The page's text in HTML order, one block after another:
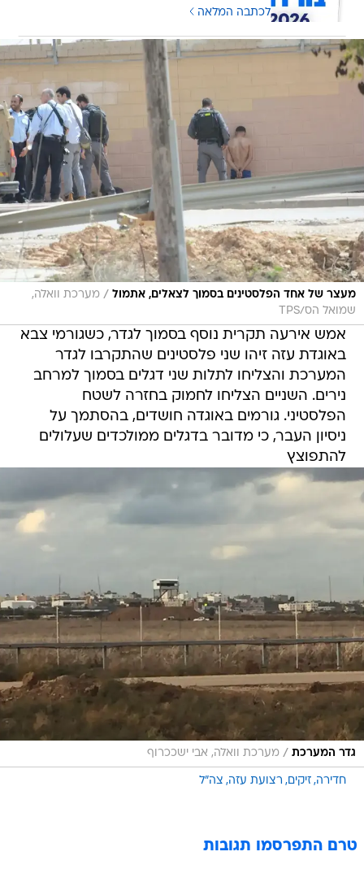
לכתבה המלאה
מעצר של אחד הפלסטינים בסמוך לצאלים, אתמול / מערכת וואלה,
שמואל הס/TPS
אמש אירעה תקרית נוסף בסמוך לגדר, כשגורמי צבא
באוגדת עזה זיהו שני פלסטינים שהתקרבו לגדר
המערכת והצליחו לתלות שני דגלים בסמוך למרחב
נירים. השניים הצליחו לחמוק בחזרה לשטח
הפלסטיני. גורמים באוגדה חושדים, בהסתמך על
ניסיון העבר, כי מדובר בדגלים ממולכדים שעלולים
להתפוצץ
גדר המערכת / מערכת וואלה, אבי ישככרוף
חדירה זיקים רצועת עזה צה"ל
טרם התפרסמו תגובות